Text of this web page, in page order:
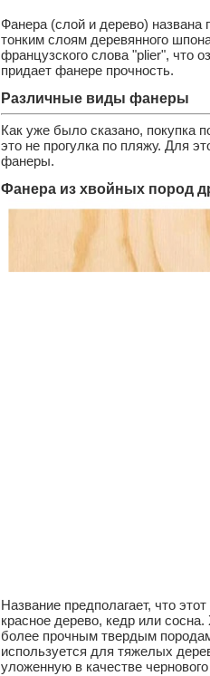
Фанера (слой и дерево) названа
тонким слоям деревянного
французского слова "plier", что
придает фанере прочность.
Различные виды фанеры
Как уже было сказано, покупка
это не прогулка по пляжу. Для
фанеры.
Фанера из хвойных пород
Название предполагает, что
красное дерево, кедр или
более прочным твердым
используется для тяжелых
уложенную в качестве